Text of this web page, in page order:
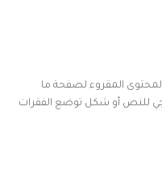
المقروء لصفحة ما
للنص أو شكل توضع الفقرات